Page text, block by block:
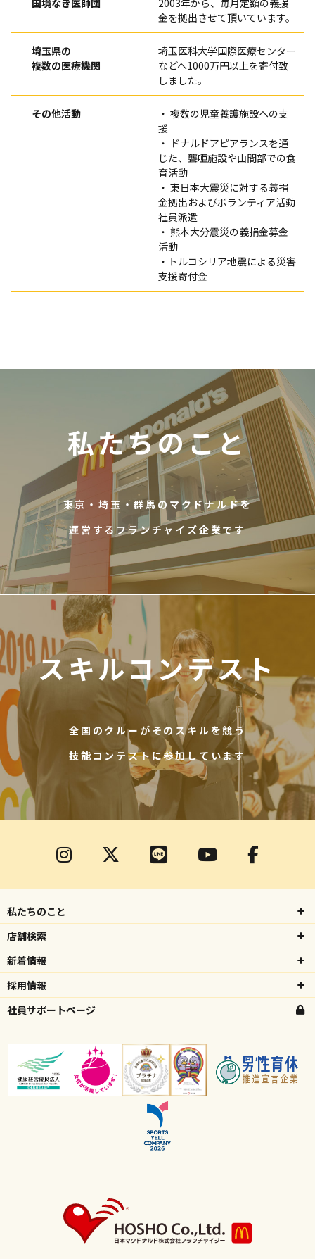
国境なき医師団
2003年から、毎月定額の義援
金を拠出させて頂いています。
埼玉県の
複数の医療機関
埼玉医科大学国際医療センター
などへ1000万円以上を寄付致
しました。
その他活動
・ 複数の児童養護施設への支
援
・ ドナルドアピアランスを通
じた、聾唖施設や山間部での食
育活動
・ 東日本大震災に対する義捐
金拠出およびボランティア活動
社員派遣
・ 熊本大分震災の義捐金募金
活動
・トルコシリア地震による災害
支援寄付金
私たちのこと
東京・埼玉・群馬のマクドナルドを
運営するフランチャイズ企業です
スキルコンテスト
全国のクルーがそのスキルを競う
技能コンテストに参加しています
私たちのこと
店舗検索
新着情報
採用情報
高校生向け特設ページ
社員サポートページ